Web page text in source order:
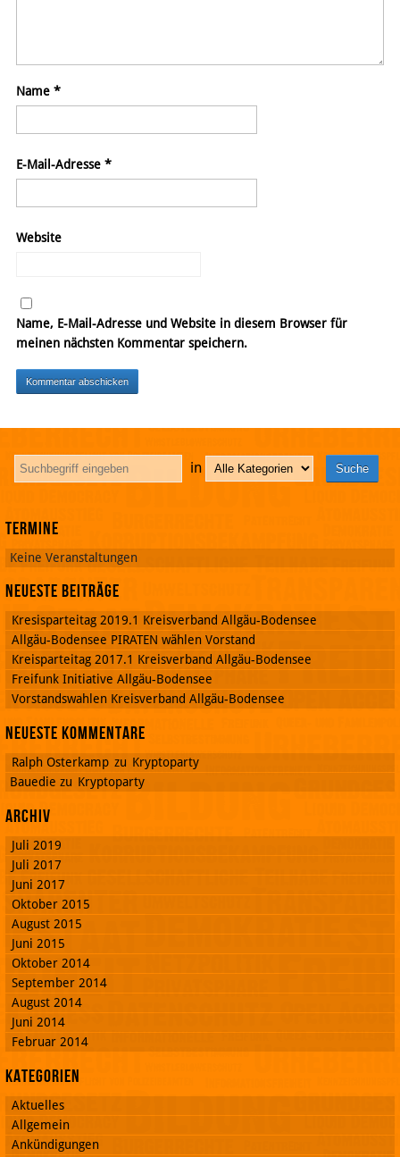
Name *
E-Mail-Adresse *
Website
Name, E-Mail-Adresse und Website in diesem Browser für
meinen nächsten Kommentar speichern.
in
Termine
Keine Veranstaltungen
Neueste Beiträge
Kresisparteitag 2019.1 Kreisverband Allgäu-Bodensee
Allgäu-Bodensee PIRATEN wählen Vorstand
Kreisparteitag 2017.1 Kreisverband Allgäu-Bodensee
Freifunk Initiative Allgäu-Bodensee
Vorstandswahlen Kreisverband Allgäu-Bodensee
Neueste Kommentare
Ralph Osterkamp zu Kryptoparty
Bauedie zu Kryptoparty
Archiv
Juli 2019
Juli 2017
Juni 2017
Oktober 2015
August 2015
Juni 2015
Oktober 2014
September 2014
August 2014
Juni 2014
Februar 2014
Kategorien
Aktuelles
Allgemein
Ankündigungen